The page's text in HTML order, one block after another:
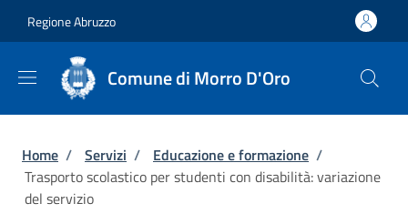
Regione Abruzzo
Comune di Morro D'Oro
Briciole di pane
Home / Servizi / Educazione e formazione /
Trasporto scolastico per studenti con disabilità: variazione
del servizio